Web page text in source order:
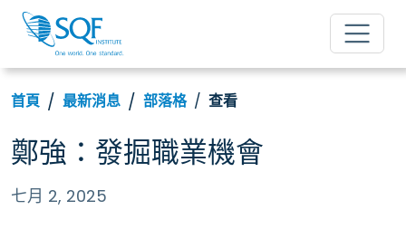
首頁 最新消息 部落格 查看
鄭強：發掘職業機會
七月 2, 2025